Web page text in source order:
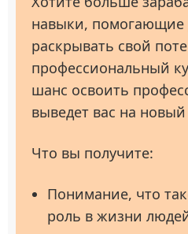
навыки, помогающие
раскрывать свой
профессиональный
шанс освоить
выведет вас на
Что вы получите:
Понимание, что
роль в жизни